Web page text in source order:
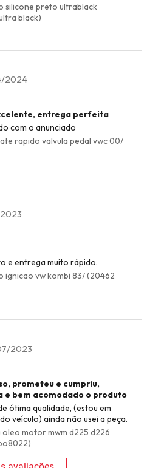
silicone preto ultrablack
black)
2024
entrega perfeita
com o anunciado
rapido valvula pedal vwc 00/
e entrega muito rápido.
ignicao vw kombi 83/ (20462
2023
prometeu e cumpriu,
e bem acomodado o produto
ótima qualidade, (estou em
veículo) ainda não usei a peça.
motor mwm d225 d226